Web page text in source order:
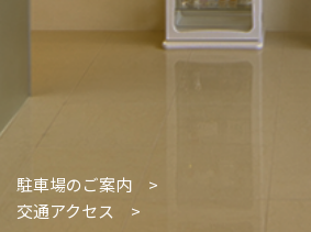
駐車場のご案内 >
交通アクセス >